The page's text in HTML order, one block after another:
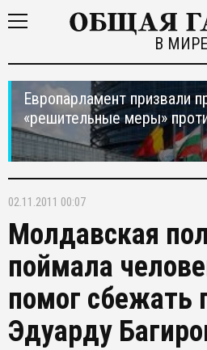
В МИРЕ
Европарламент призвали
«решительные меры»
02.11.2011 00:07
Молдавская
поймала
помог сбежать
Эдуарду